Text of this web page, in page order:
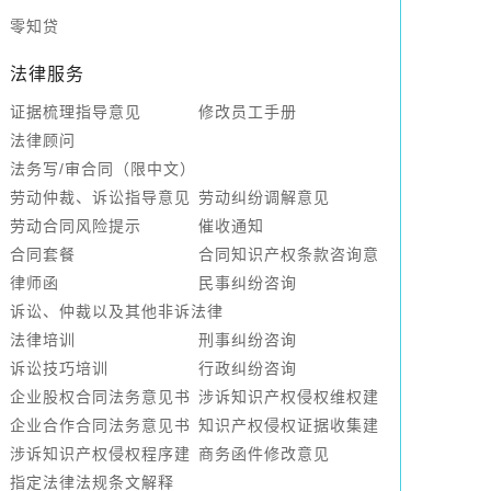
零知贷
法律服务
证据梳理指导意见
修改员工手册
法律顾问
法务写/审合同（限中文）
劳动仲裁、诉讼指导意见 劳动纠纷调解意见
劳动合同风险提示
催收通知
合同套餐
合同知识产权条款咨询意
见
律师函
民事纠纷咨询
诉讼、仲裁以及其他非诉法律
法律培训
刑事纠纷咨询
诉讼技巧培训
行政纠纷咨询
企业股权合同法务意见书 涉诉知识产权侵权维权建
议
企业合作合同法务意见书 知识产权侵权证据收集建
议
涉诉知识产权侵权程序建
议
商务函件修改意见
指定法律法规条文解释